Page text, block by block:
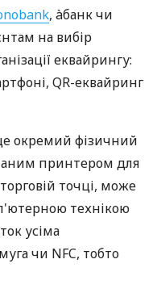
, àбанк чи
на вибір
еквайрингу:
QR-еквайринг
окремий фізичний
принтером для
точці, може
технікою
усіма
чи NFC, тобто